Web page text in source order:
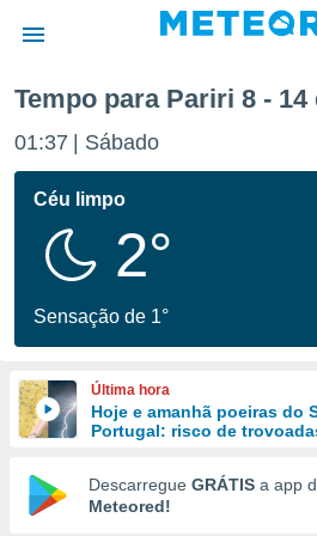
da
foi
fornecidas
a este
das
e
forma
digital
Tempo para Pariri 8 - 14
01:37 Sábado
Céu limpo
2°
Sensação de 1°
Última hora
Hoje e amanhã poeiras do
Portugal: risco de
Descarregue GRÁTIS a app
Meteored!